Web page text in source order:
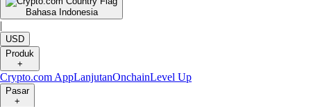
Bahasa Indonesia
|
USD
Produk
+
Crypto.com AppLanjutanOnchainLevel Up
Pasar
+